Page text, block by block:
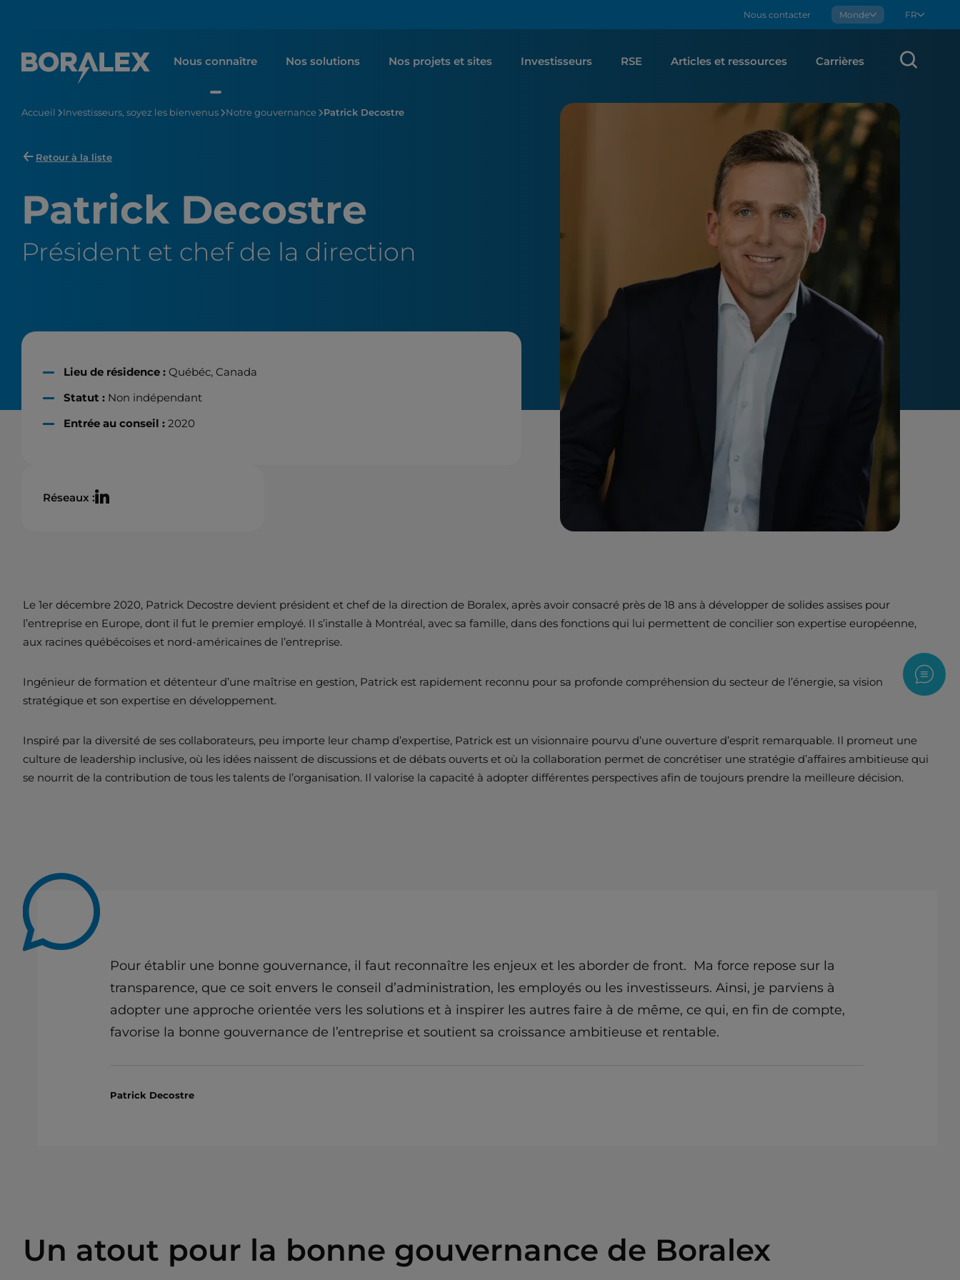
principal
Nous contacter Boralex
Monde FR
Nous connaître Nos solutions Nos projets et sites Investisseurs RSE Articles et ressources Carrières
Accueil Investisseurs, soyez les bienvenus Notre gouvernance Patrick Decostre
Retour à la liste
Patrick Decostre
Président et chef de la direction
Lieu de résidence :Québéc, Canada
Statut :Non indépendant
Entrée au conseil :2020
Réseaux :
Nous
Le 1er décembre 2020, Patrick Decostre devient président et chef de la direction de Boralex, après avoir consacré près de 18 ans à développer de solides assises pour
l’entreprise en Europe, dont il fut le premier employé. Il s’installe à Montréal, avec sa famille, dans des fonctions qui lui permettent de concilier son expertise européenne,
aux racines québécoises et nord-américaines de l’entreprise.
Ingénieur de formation et détenteur d’une maîtrise en gestion, Patrick est rapidement reconnu pour sa profonde compréhension du secteur de l’énergie, sa vision
stratégique et son expertise en développement.
Inspiré par la diversité de ses collaborateurs, peu importe leur champ d’expertise, Patrick est un visionnaire pourvu d’une ouverture d’esprit remarquable. Il promeut une
culture de leadership inclusive, où les idées naissent de discussions et de débats ouverts et où la collaboration permet de concrétiser une stratégie d’affaires ambitieuse qui
se nourrit de la contribution de tous les talents de l’organisation. Il valorise la capacité à adopter différentes perspectives afin de toujours prendre la meilleure décision.
Pour établir une bonne gouvernance, il faut reconnaître les enjeux et les aborder de front. Ma force repose sur la
transparence, que ce soit envers le conseil d’administration, les employés ou les investisseurs. Ainsi, je parviens à
adopter une approche orientée vers les solutions et à inspirer les autres faire à de même, ce qui, en fin de compte,
favorise la bonne gouvernance de l’entreprise et soutient sa croissance ambitieuse et rentable.
Patrick Decostre
Un atout pour la bonne gouvernance de Boralex